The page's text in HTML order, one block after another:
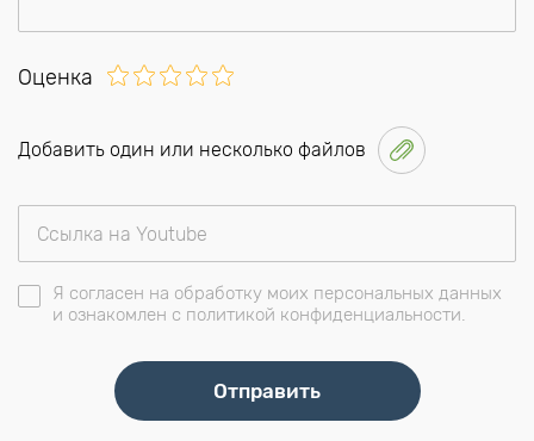
Оценка
Добавить один или несколько файлов
Я согласен на обработку моих персональных данных
и ознакомлен с политикой конфиденциальности.